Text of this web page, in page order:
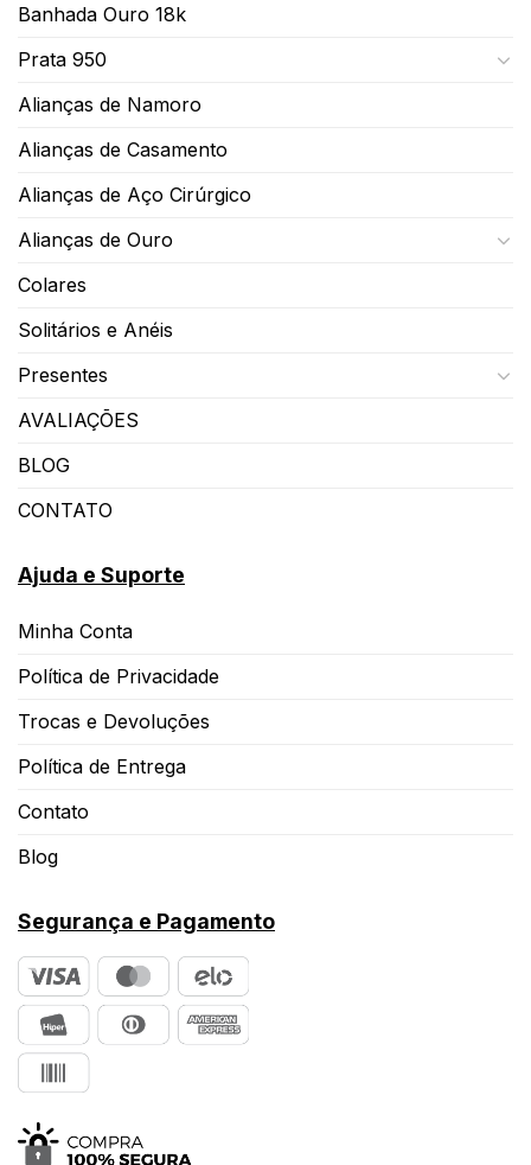
Banhada Ouro 18k
Prata 950
Alianças de Namoro
Alianças de Casamento
Alianças de Aço Cirúrgico
Alianças de Ouro
Colares
Solitários e Anéis
Presentes
AVALIAÇÕES
BLOG
CONTATO
Ajuda e Suporte
Minha Conta
Política de Privacidade
Trocas e Devoluções
Política de Entrega
Contato
Blog
Segurança e Pagamento